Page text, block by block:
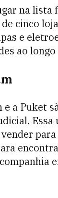
na
cinco
e
ao
a Puket
Essa